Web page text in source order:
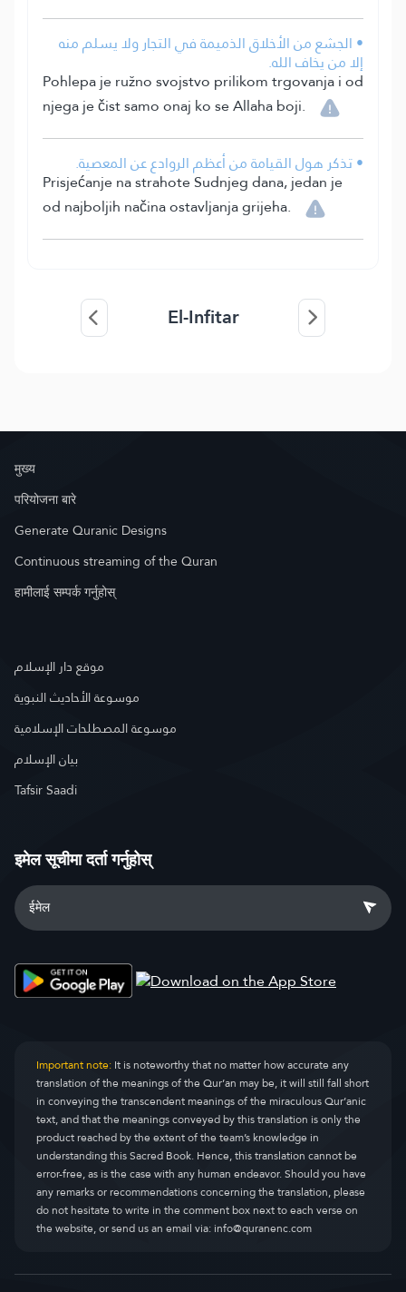
• الجشع من الأخلاق الذميمة في التجار ولا يسلم منه
إلا من يخاف الله.
Pohlepa je ružno svojstvo prilikom trgovanja i od
njega je čist samo onaj ko se Allaha boji.
• تذكر هول القيامة من أعظم الروادع عن المعصية.
Prisjećanje na strahote Sudnjeg dana, jedan je
od najboljih načina ostavljanja grijeha.
El-Infitar
मुख्य
परियोजना बारे
Generate Quranic Designs
Continuous streaming of the Quran
हामीलाई सम्पर्क गर्नुहोस्
موقع دار الإسلام
موسوعة الأحاديث النبوية
موسوعة المصطلحات الإسلامية
بيان الإسلام
Tafsir Saadi
इमेल सूचीमा दर्ता गर्नुहोस्
Important note:It is noteworthy that no matter how accurate any
translation of the meanings of the Qur’an may be, it will still fall short
in conveying the transcendent meanings of the miraculous Qur’anic
text, and that the meanings conveyed by this translation is only the
product reached by the extent of the team’s knowledge in
understanding this Sacred Book. Hence, this translation cannot be
error-free, as is the case with any human endeavor. Should you have
any remarks or recommendations concerning the translation, please
do not hesitate to write in the comment box next to each verse on
the website, or send us an email via:info@quranenc.com